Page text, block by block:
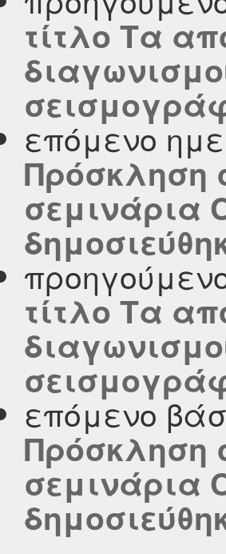
τίτλο Τα
επόμενο
Πρόσκληση
σεμινάρια
τίτλο Τα
επόμενο
Πρόσκληση
σεμινάρια